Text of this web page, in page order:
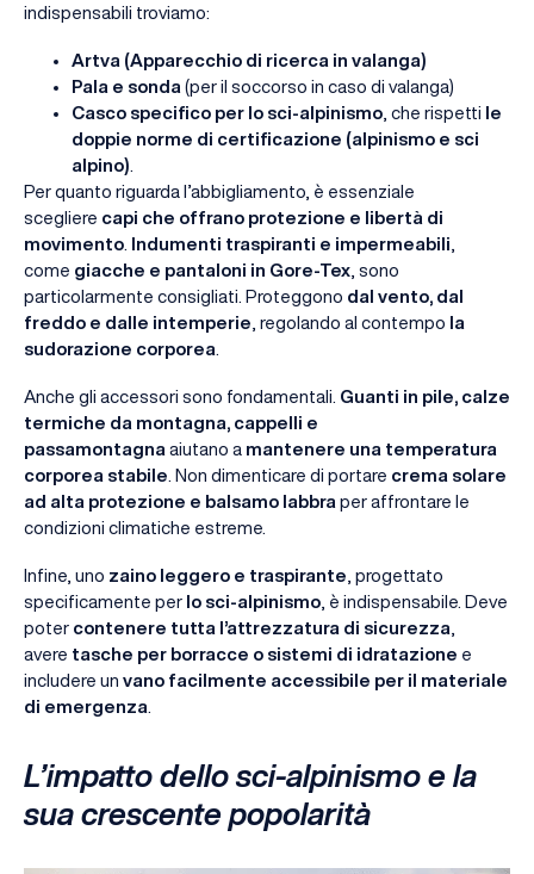
indispensabili troviamo:
Artva (Apparecchio di ricerca in valanga)
Pala e sonda (per il soccorso in caso di valanga)
Casco specifico per lo sci-alpinismo , che rispetti le
doppie norme di certificazione (alpinismo e sci
alpino)
Per quanto riguarda l’abbigliamento, è essenziale
scegliere capi che offrano protezione e libertà di
movimento
Indumenti traspiranti e impermeabili
come giacche e pantaloni in Gore-Tex , sono
particolarmente consigliati. Proteggono dal vento, dal
freddo e dalle intemperie , regolando al contempo la
sudorazione corporea
Anche gli accessori sono fondamentali. Guanti in pile, calze
termiche da montagna, cappelli e
passamontagna aiutano a mantenere una temperatura
corporea stabile . Non dimenticare di portare crema solare
ad alta protezione e balsamo labbra per affrontare le
condizioni climatiche estreme.
Infine, uno zaino leggero e traspirante , progettato
specificamente per lo sci-alpinismo , è indispensabile. Deve
poter contenere tutta l’attrezzatura di sicurezza
avere tasche per borracce o sistemi di idratazione e
includere un vano facilmente accessibile per il materiale
di emergenza
L’impatto dello sci-alpinismo e la
sua crescente popolarità